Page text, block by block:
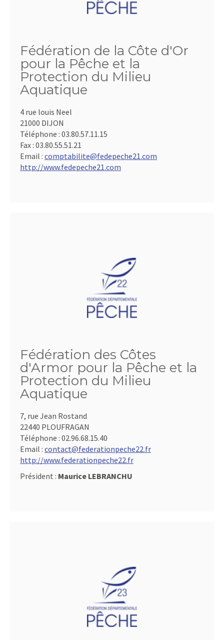
Fédération de la Côte d'Or
pour la Pêche et la
Protection du Milieu
Aquatique
4 rue louis Neel
21000 DIJON
Téléphone : 03.80.57.11.15
Fax : 03.80.55.51.21
Email : comptabilite@fedepeche21.com
http://www.fedepeche21.com
Fédération des Côtes
d'Armor pour la Pêche et la
Protection du Milieu
Aquatique
7, rue Jean Rostand
22440 PLOUFRAGAN
Téléphone : 02.96.68.15.40
Email : contact@federationpeche22.fr
http://www.federationpeche22.fr
Président : Maurice LEBRANCHU